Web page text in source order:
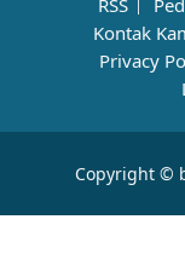
RSS
Kontak
Privacy
Copyright ©